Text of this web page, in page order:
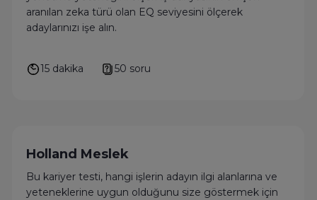
aranılan zeka türü olan EQ seviyesini ölçerek
adaylarınızı işe alın.
15 dakika 50 soru
Holland Meslek
Bu kariyer testi, hangi işlerin adayın ilgi alanlarına ve
yeteneklerine uygun olduğunu size göstermek için